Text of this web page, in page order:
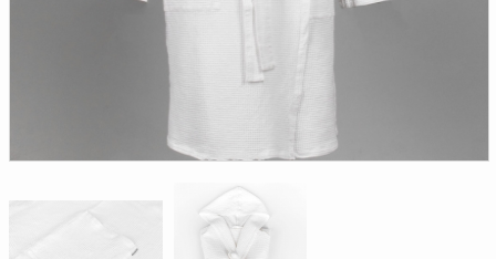
персональными данными